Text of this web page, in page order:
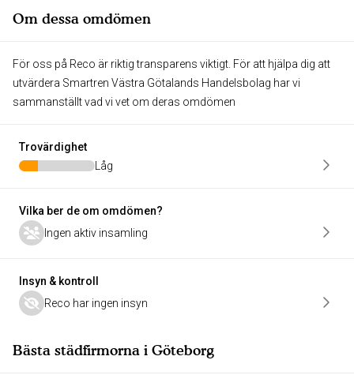
Om dessa omdömen
För oss på Reco är riktig transparens viktigt. För att hjälpa dig att
utvärdera Smartren Västra Götalands Handelsbolag har vi
sammanställt vad vi vet om deras omdömen
Trovärdighet
Låg
Vilka ber de om omdömen?
Ingen aktiv insamling
Insyn & kontroll
Reco har ingen insyn
Bästa städfirmorna i Göteborg